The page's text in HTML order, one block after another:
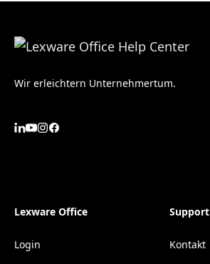
Wir erleichtern Unternehmertum.
Lexware Office
Login
Support
Kontakt